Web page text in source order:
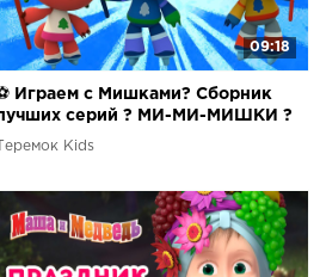
09:18
Играем с Мишками? Сборник
серий ? МИ-МИ-МИШКИ ?
Теремок Kids